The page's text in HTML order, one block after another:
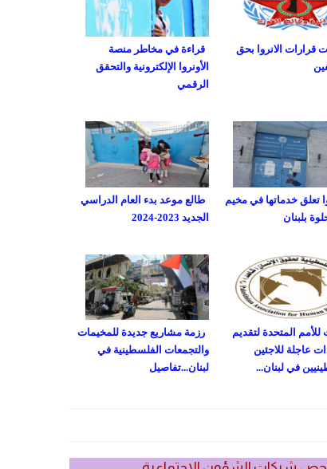
قراءة في مخاطر منصة
الأونروا الإلكترونية والتحقق
الرقمي
قرارات الانروا بحق
طالع موعد بدء العام الدراسي
الجديد 2023-2024
تعلق خدماتها في مخيم
بلبنان
رزمة مشاريع جديدة للمخيمات
والتجمعات الفلسطينية في
لبنان...تفاصيل
المتحدة لتقديم
عاجلة للاجئين
في لبنان...